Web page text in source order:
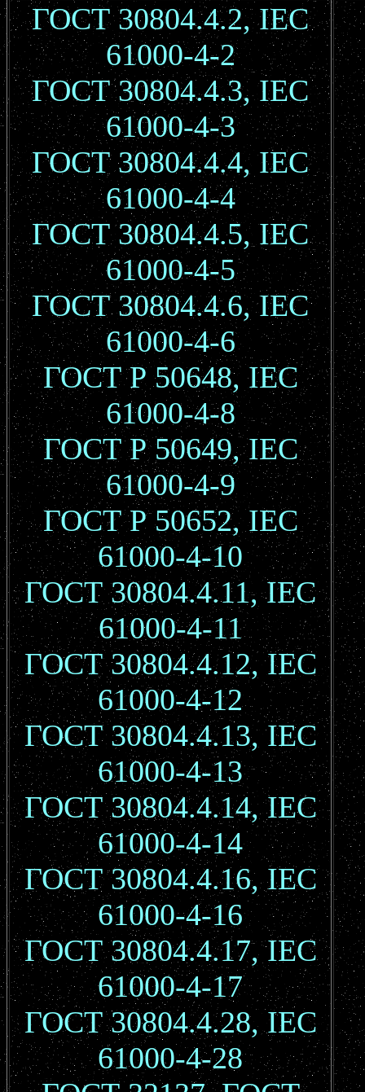
ГОСТ 30804.4.2, IEC
61000-4-2
ГОСТ 30804.4.3, IEC
61000-4-3
ГОСТ 30804.4.4, IEC
61000-4-4
ГОСТ 30804.4.5, IEC
61000-4-5
ГОСТ 30804.4.6, IEC
61000-4-6
ГОСТ Р 50648, IEC
61000-4-8
ГОСТ Р 50649, IEC
61000-4-9
ГОСТ Р 50652, IEC
61000-4-10
ГОСТ 30804.4.11, IEC
61000-4-11
ГОСТ 30804.4.12, IEC
61000-4-12
ГОСТ 30804.4.13, IEC
61000-4-13
ГОСТ 30804.4.14, IEC
61000-4-14
ГОСТ 30804.4.16, IEC
61000-4-16
ГОСТ 30804.4.17, IEC
61000-4-17
ГОСТ 30804.4.28, IEC
61000-4-28